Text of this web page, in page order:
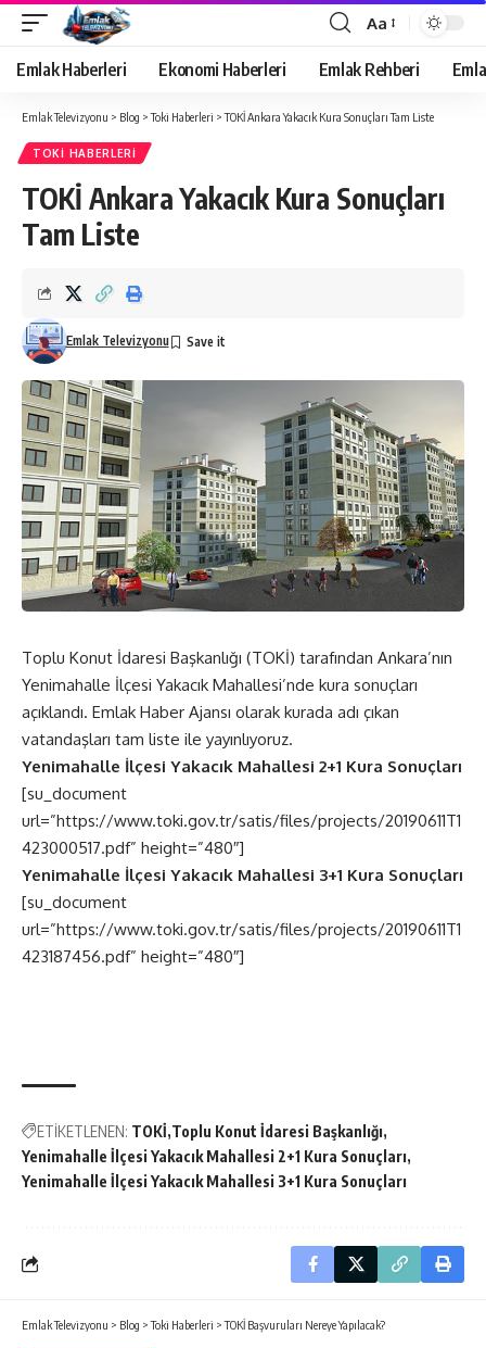
Yazı
Tipi
Boyutlandırıcı
Aa
Emlak Haberleri Ekonomi Haberleri Emlak Rehberi
Emlak Televizyonu > Blog >Toki Haberleri >TOKİ Ankara Yakacık Kura Sonuçları Tam Liste
TOKI HABERLERI
TOKİ Ankara Yakacık Kura Sonuçları
Tam Liste
Emlak Televizyonu
Toplu Konut İdaresi Başkanlığı (TOKİ) tarafından Ankara’nın
Yenimahalle İlçesi Yakacık Mahallesi’nde kura sonuçları
açıklandı. Emlak Haber Ajansı olarak kurada adı çıkan
vatandaşları tam liste ile yayınlıyoruz.
Yenimahalle İlçesi Yakacık Mahallesi 2+1 Kura Sonuçları
[su_document
url=”https://www.toki.gov.tr/satis/files/projects/20190611T1
423000517.pdf” height=”480″]
Yenimahalle İlçesi Yakacık Mahallesi 3+1 Kura Sonuçları
[su_document
url=”https://www.toki.gov.tr/satis/files/projects/20190611T1
423187456.pdf” height=”480″]
ETİKETLENEN: TOKİ Toplu Konut İdaresi Başkanlığı
Yenimahalle İlçesi Yakacık Mahallesi 2+1 Kura Sonuçları
Yenimahalle İlçesi Yakacık Mahallesi 3+1 Kura Sonuçları
Emlak Televizyonu > Blog >Toki Haberleri >TOKİ Başvuruları Nereye Yapılacak?